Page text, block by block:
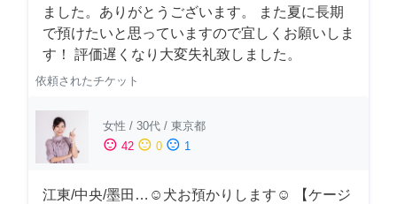
ました。ありがとうございます。 また夏に長期
で預けたいと思っていますので宜しくお願いしま
す！ 評価遅くなり大変失礼致しました。
依頼されたチケット
女性 / 30代 / 東京都
sentiment_satisfied 42 sentiment_neutral 0 sentiment_dissatisfied 1
江東/中央/墨田…☺︎犬お預かりします☺︎ 【ケージ